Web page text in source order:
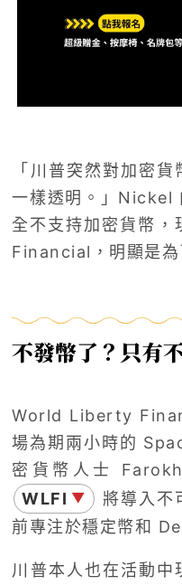
「川普突然對加密
一樣透明。」Nickel
全不支持加密貨幣
Financial，明顯是為
不發幣了？只有
World Liberty
場為期兩小時的
密貨幣人士
WLFI ▼
將導入不
前專注於穩定幣和
川普本人也在活動中